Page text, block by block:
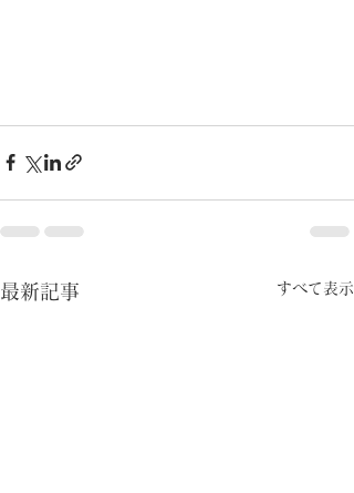
最新記事 すべて表示